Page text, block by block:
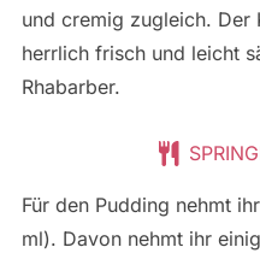
und cremig zugleich.
herrlich frisch und leicht
Rhabarber.
Für den Pudding nehmt
ml). Davon nehmt ihr